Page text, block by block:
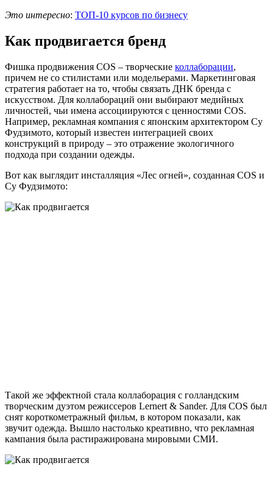
Это интересно: ТОП-10 курсов по бизнесу
Как продвигается бренд
Фишка продвижения COS – творческие коллаборации,
причем не со стилистами или модельерами. Маркетинговая
стратегия работает на то, чтобы связать ДНК бренда с
искусством. Для коллабораций они выбирают медийных
личностей, чьи имена ассоциируются с ценностями COS.
Например, рекламная компания с японским архитектором Су
Фудзимото, который известен интеграцией своих
конструкций в природу – это отражение экологичного
подхода при создании одежды.
Вот как выглядит инсталляция «Лес огней», созданная COS и
Су Фудзимото:
Такой же эффектной стала коллаборация с голландским
творческим дуэтом режиссеров Lernert & Sander. Для COS был
снят короткометражный фильм, в котором показали, как
звучит одежда. Вышло настолько креативно, что рекламная
кампания была растиражирована мировыми СМИ.